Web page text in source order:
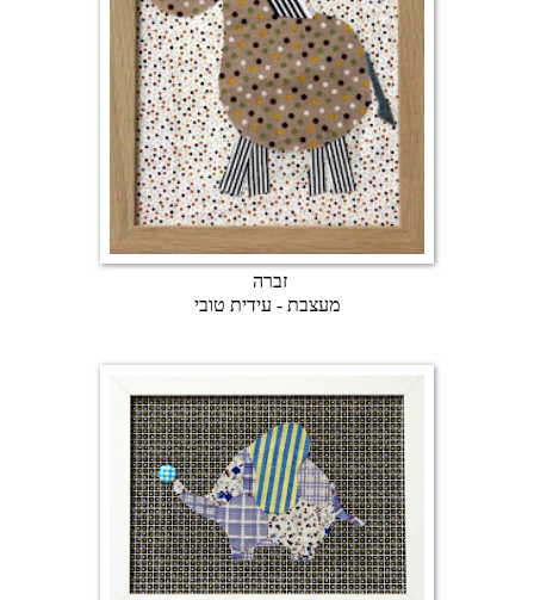
זברה
מעצבת - עידית טובי